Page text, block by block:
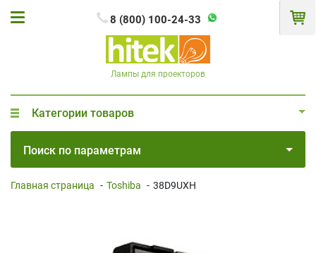
8 (800) 100-24-33
Лампы для проекторов
Категории товаров
Поиск по параметрам
Главная страница - Toshiba - 38D9UXH